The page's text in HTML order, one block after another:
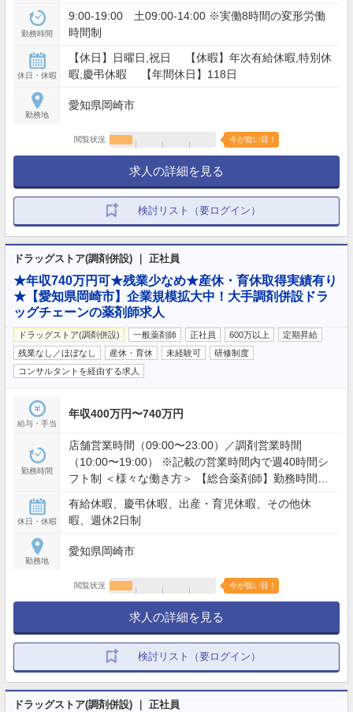
勤務時間
9:00-19:00 土09:00-14:00 ※実働8時間の変形労働
時間制
休日・休暇
【休日】日曜日,祝日 【休暇】年次有給休暇,特別休
暇,慶弔休暇 【年間休日】118日
勤務地
愛知県岡崎市
閲覧状況 今が狙い目！
求人の詳細を見る
検討リスト（要ログイン）
ドラッグストア(調剤併設) ｜ 正社員
★年収740万円可★残業少なめ★産休・育休取得実績有り
★【愛知県岡崎市】企業規模拡大中！大手調剤併設ドラ
ッグチェーンの薬剤師求人
ドラッグストア(調剤併設) 一般薬剤師 正社員 600万以上
定期昇給
残業なし／ほぼなし
産休・育休 未経験可
研修制度
コンサルタントを経由する求人
給与・手当
年収400万円〜740万円
勤務時間
店舗営業時間（09:00〜23:00）／調剤営業時間
（10:00〜19:00） ※記載の営業時間内で週40時間シ
フト制 ＜様々な働き方＞ 【総合薬剤師】勤務時間：
制） 【調剤薬剤師】勤務時間：9時〜19時／休日：
土曜日、日曜日、祝日
休日・休暇
有給休暇、慶弔休暇、出産・育児休暇、その他休
暇、週休2日制
勤務地
愛知県岡崎市
閲覧状況 今が狙い目！
求人の詳細を見る
検討リスト（要ログイン）
ドラッグストア(調剤併設) ｜ 正社員